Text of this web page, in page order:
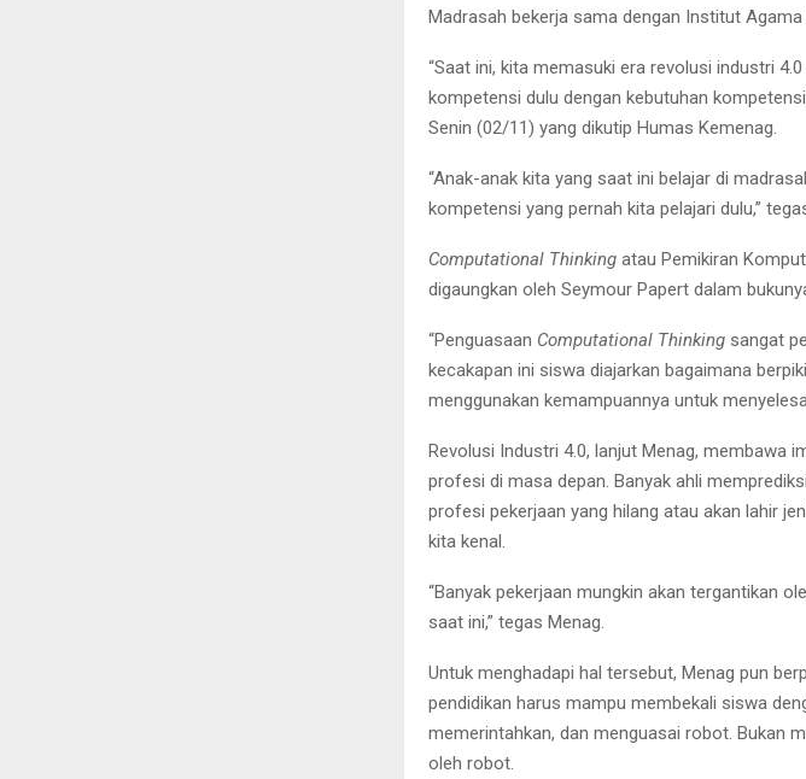
Madrasah bekerja sama dengan Institut
“Saat ini, kita memasuki era revolusi industri
kompetensi dulu dengan kebutuhan
Senin (02/11) yang dikutip Humas Kemenag.
“Anak-anak kita yang saat ini belajar di
kompetensi yang pernah kita pelajari dulu,”
Computational Thinking atau Pemikiran
digaungkan oleh Seymour Papert dalam
“Penguasaan Computational Thinking sangat
kecakapan ini siswa diajarkan bagaimana
menggunakan kemampuannya untuk
Revolusi Industri 4.0, lanjut Menag, membawa
profesi di masa depan. Banyak ahli
profesi pekerjaan yang hilang atau akan lahir
kita kenal.
“Banyak pekerjaan mungkin akan tergantikan
saat ini,” tegas Menag.
Untuk menghadapi hal tersebut, Menag pun
pendidikan harus mampu membekali siswa
memerintahkan, dan menguasai robot. Bukan
oleh robot.